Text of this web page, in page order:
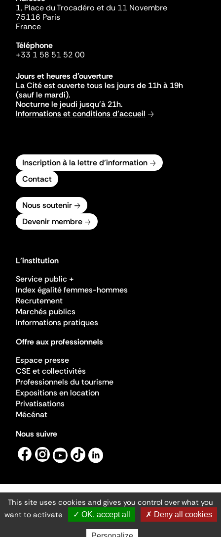
1, Place du Trocadéro et du 11 Novembre
75116 Paris
France
Téléphone
+33 1 58 51 52 00
Jours et heures d'ouverture
La Cité est ouverte tous les jours de 11h à 19h
(sauf le mardi).
Nocturne le jeudi jusqu'à 21h.
Informations et conditions d'accueil
Inscription à la lettre d'information
Contact
Nous soutenir
Devenir membre
L'institution
Service public +
Index égalité femmes-hommes
Recrutement
Marchés publics
Informations pratiques
Offre aux professionnels
Espace presse
CSE et collectivités
Professionnels du tourisme
Expositions en location
Privatisations
Mécénat
Nous suivre
Mentions légales
Gestion des cookies
Accessibilité numérique
Ministère de la Culture ©2026
- Cité de l'architecture et du patrimoine
This site uses cookies and gives you control over what you
want to activate
✓ OK, accept all ✗ Deny all cookies